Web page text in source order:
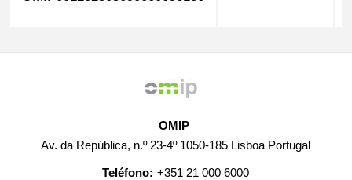
OMIP
Av. da República, n.º 23-4º 1050-185 Lisboa Portugal
Teléfono: +351 21 000 6000